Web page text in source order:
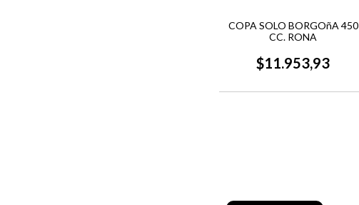
COPA SOLO BORGOñA 450
CC. RONA
$11.953,93